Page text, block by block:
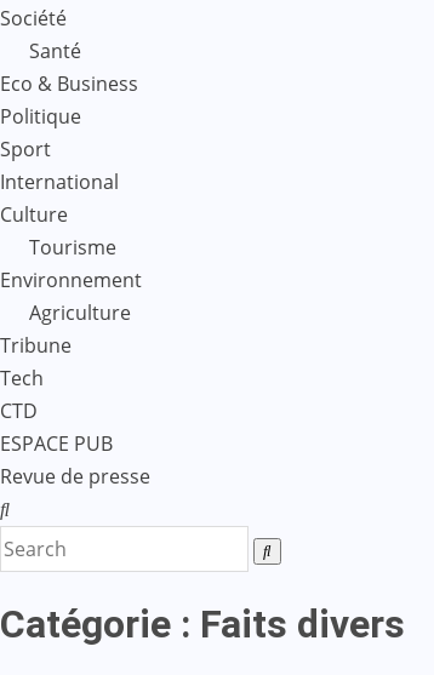
Société
Santé
Eco & Business
Politique
Sport
International
Culture
Tourisme
Environnement
Agriculture
Tribune
Tech
CTD
ESPACE PUB
Revue de presse
Catégorie : Faits divers